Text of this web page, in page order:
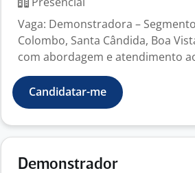
Vaga: Demonstradora –
Colombo, Santa Cândida, Boa
com abordagem e atendimento
Candidatar-me
Demonstrador